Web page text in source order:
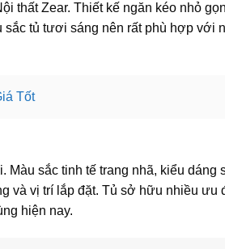
thất Zear. Thiết kế ngăn kéo nhỏ
tủ tươi sáng nên rất phù hợp với
Tốt
sắc tinh tế trang nhã, kiểu dáng
và vị trí lắp đặt. Tủ sở hữu nhiều ưu
hiện nay.